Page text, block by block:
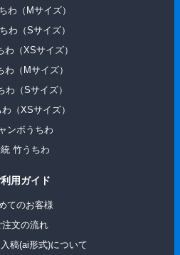
わ（Mサイズ）
わ（Sサイズ）
わ（XSサイズ）
わ（Mサイズ）
わ（Sサイズ）
（XSサイズ）
ンボうちわ
⽵うちわ
用ガイド
てのお客様
注文の流れ
稿(ai形式)について